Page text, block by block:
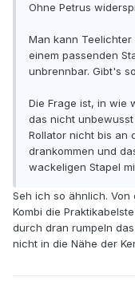
Ohne Petrus
Man kann
einem passenden
unbrennbar. Gibt's
Die Frage ist, in wie
das nicht unbewusst
Rollator nicht bis an
drankommen und
wackeligen Stapel
Seh ich so ähnlich.
Kombi die
durch dran rumpeln
nicht in die Nähe der